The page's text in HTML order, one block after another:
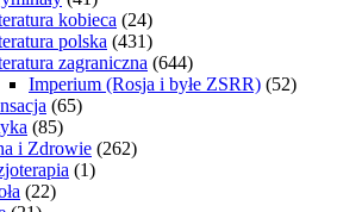
kobieca (24)
polska (431)
zagraniczna (644)
Imperium (Rosja i byłe ZSRR) (52)
(65)
(85)
i Zdrowie (262)
(1)
(22)